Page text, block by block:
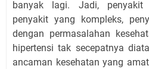
banyak lagi. Jadi,
penyakit yang kompleks,
dengan permasalahan
hipertensi tak secepatnya
ancaman kesehatan yang